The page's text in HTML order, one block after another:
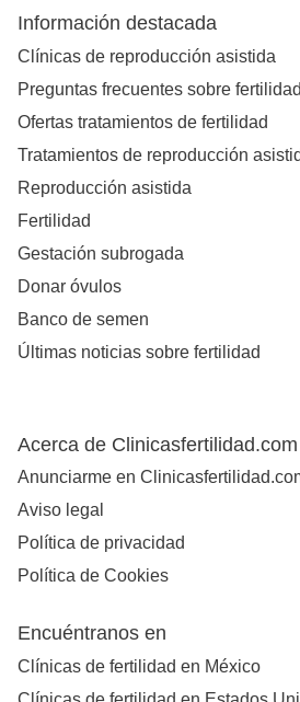
Información destacada
Clínicas de reproducción asistida
Preguntas frecuentes sobre fertilidad
Ofertas tratamientos de fertilidad
Tratamientos de reproducción
Reproducción asistida
Fertilidad
Gestación subrogada
Donar óvulos
Banco de semen
Últimas noticias sobre fertilidad
Acerca de Clinicasfertilidad.com
Anunciarme en
Aviso legal
Política de privacidad
Política de Cookies
Encuéntranos en
Clínicas de fertilidad en México